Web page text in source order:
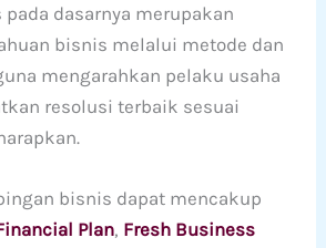
dasarnya merupakan
bisnis melalui metode dan
mengarahkan pelaku usaha
resolusi terbaik sesuai
bisnis dapat mencakup
Plan, Fresh Business